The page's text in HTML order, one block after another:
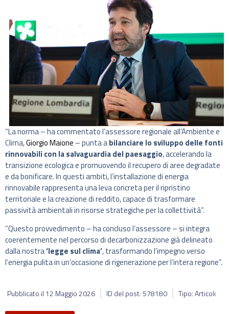
“La norma – ha commentato l’assessore regionale all’Ambiente e
Clima,Giorgio Maione – punta abilanciare lo sviluppo delle fonti
rinnovabili con la salvaguardia del paesaggio, accelerando la
transizione ecologica e promuovendo il recupero di aree degradate
e da bonificare. In questi ambiti, l’installazione di energia
rinnovabile rappresenta una leva concreta per il ripristino
territoriale e la creazione di reddito, capace di trasformare
passività ambientali in risorse strategiche per la collettività”.
“Questo provvedimento – ha concluso l’assessore – si integra
coerentemente nel percorso di decarbonizzazione già delineato
dalla nostra‘legge sul clima’, trasformando l’impegno verso
l’energia pulita in un’occasione di rigenerazione per l’intera regione”.
Pubblicato il 12 Maggio 2026 ID del post: 578180 Tipo: Articoli